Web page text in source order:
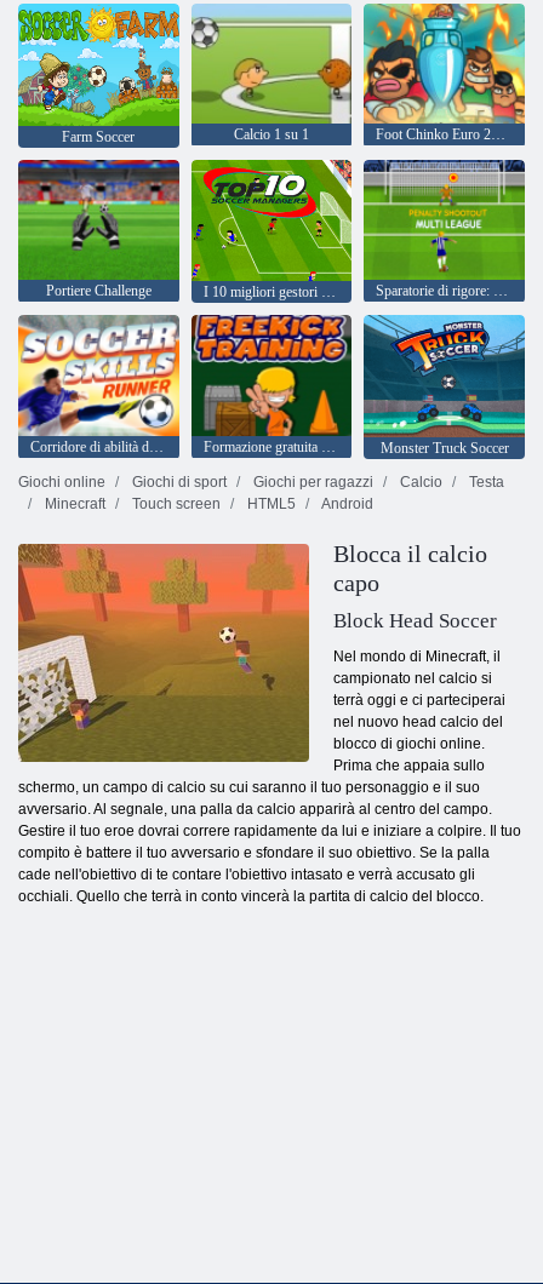
Farm Soccer Calcio 1 su 1 Foot Chinko Euro 2016
Portiere Challenge I 10 migliori gestori di calcio Sparatorie di rigore: Multi League
Corridore di abilità di calcio Formazione gratuita di tiro
Monster Truck Soccer
Giochi online
Giochi di sport Giochi per ragazzi Calcio
Testa
Minecraft
Touch screen HTML5 Android
Blocca il calcio
capo
Block Head Soccer
Nel mondo di Minecraft, il
campionato nel calcio si
terrà oggi e ci parteciperai
nel nuovo head calcio del
blocco di giochi online.
Prima che appaia sullo
schermo, un campo di calcio su cui saranno il tuo personaggio e il suo
avversario. Al segnale, una palla da calcio apparirà al centro del campo.
Gestire il tuo eroe dovrai correre rapidamente da lui e iniziare a colpire. Il tuo
compito è battere il tuo avversario e sfondare il suo obiettivo. Se la palla
cade nell'obiettivo di te contare l'obiettivo intasato e verrà accusato gli
occhiali. Quello che terrà in conto vincerà la partita di calcio del blocco.